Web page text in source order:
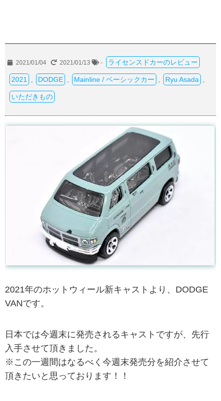
2021/01/04 2021/01/13 - ライセンスドカーのレビュー
2021 DODGE Mainline / ベーシックカー Ryu Asada
いただきもの
2021年のホットウィール新キャストより、DODGE
VANです。
日本では今週末に発売されるキャストですが、先行
入手させて頂きました。
※この一週間はなるべく今週末発売分を紹介させて
頂きたいと思っております！！